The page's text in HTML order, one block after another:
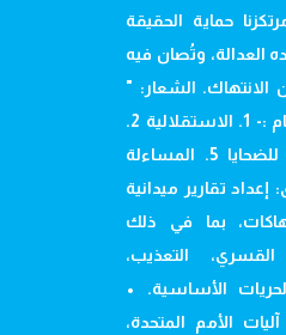
حماية الحقيقة
العدالة، وتُصان فيه
الانتهاك. الشعار: "
من التوثيق إلى العدالة قيم سام :- 1. الاستقلالية 2.
المهنية 3. النزاهة 4. العدالة للضحايا 5. المساءلة
إعداد تقارير ميدانية
بما في ذلك
القسري، التعذيب،
الأساسية. •
الأمم المتحدة،